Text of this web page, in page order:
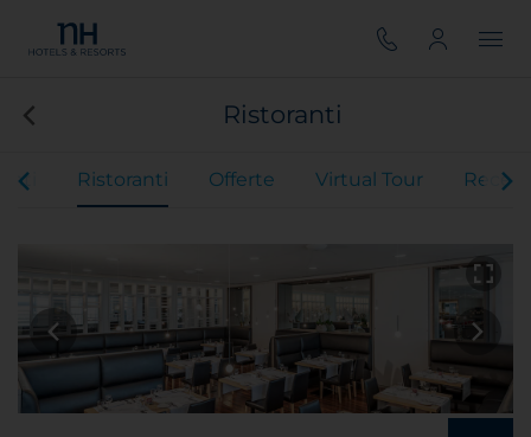
Ristoranti
Ristoranti Offerte Virtual Tour